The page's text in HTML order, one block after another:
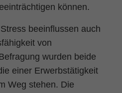
können.
beeinflussen auch
von
wurden beide
einer Erwerbstätigkeit
Weg stehen. Die